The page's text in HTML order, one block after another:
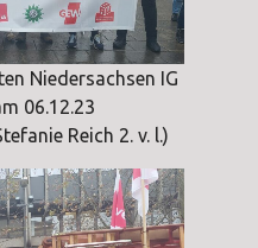
Niedersachsen IG
06.12.23
Reich 2. v. l.)